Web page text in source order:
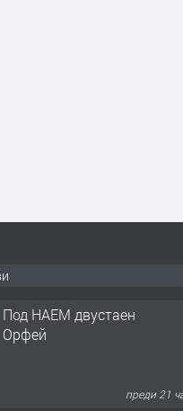
Под НАЕМ двустаен
Орфей
преди 21